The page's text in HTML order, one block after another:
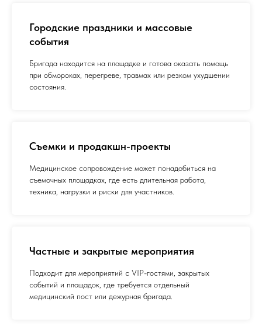
Городские праздники и массовые
события
Бригада находится на площадке и готова оказать помощь
при обмороках, перегреве, травмах или резком ухудшении
состояния.
Съемки и продакшн-проекты
Медицинское сопровождение может понадобиться на
съемочных площадках, где есть длительная работа,
техника, нагрузки и риски для участников.
Частные и закрытые мероприятия
Подходит для мероприятий с VIP-гостями, закрытых
событий и площадок, где требуется отдельный
медицинский пост или дежурная бригада.